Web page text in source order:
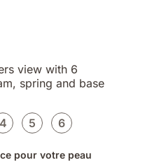
4 5 6
pour votre peau